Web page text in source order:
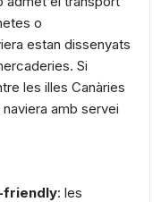
o
estan dissenyats
Si
les illes Canàries
amb servei
friendly: les